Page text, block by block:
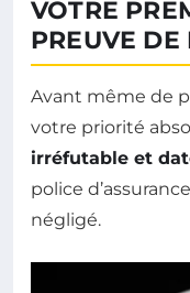
VOTRE
PREUVE DE
Avant même de
votre priorité
irréfutable et
police
négligé.